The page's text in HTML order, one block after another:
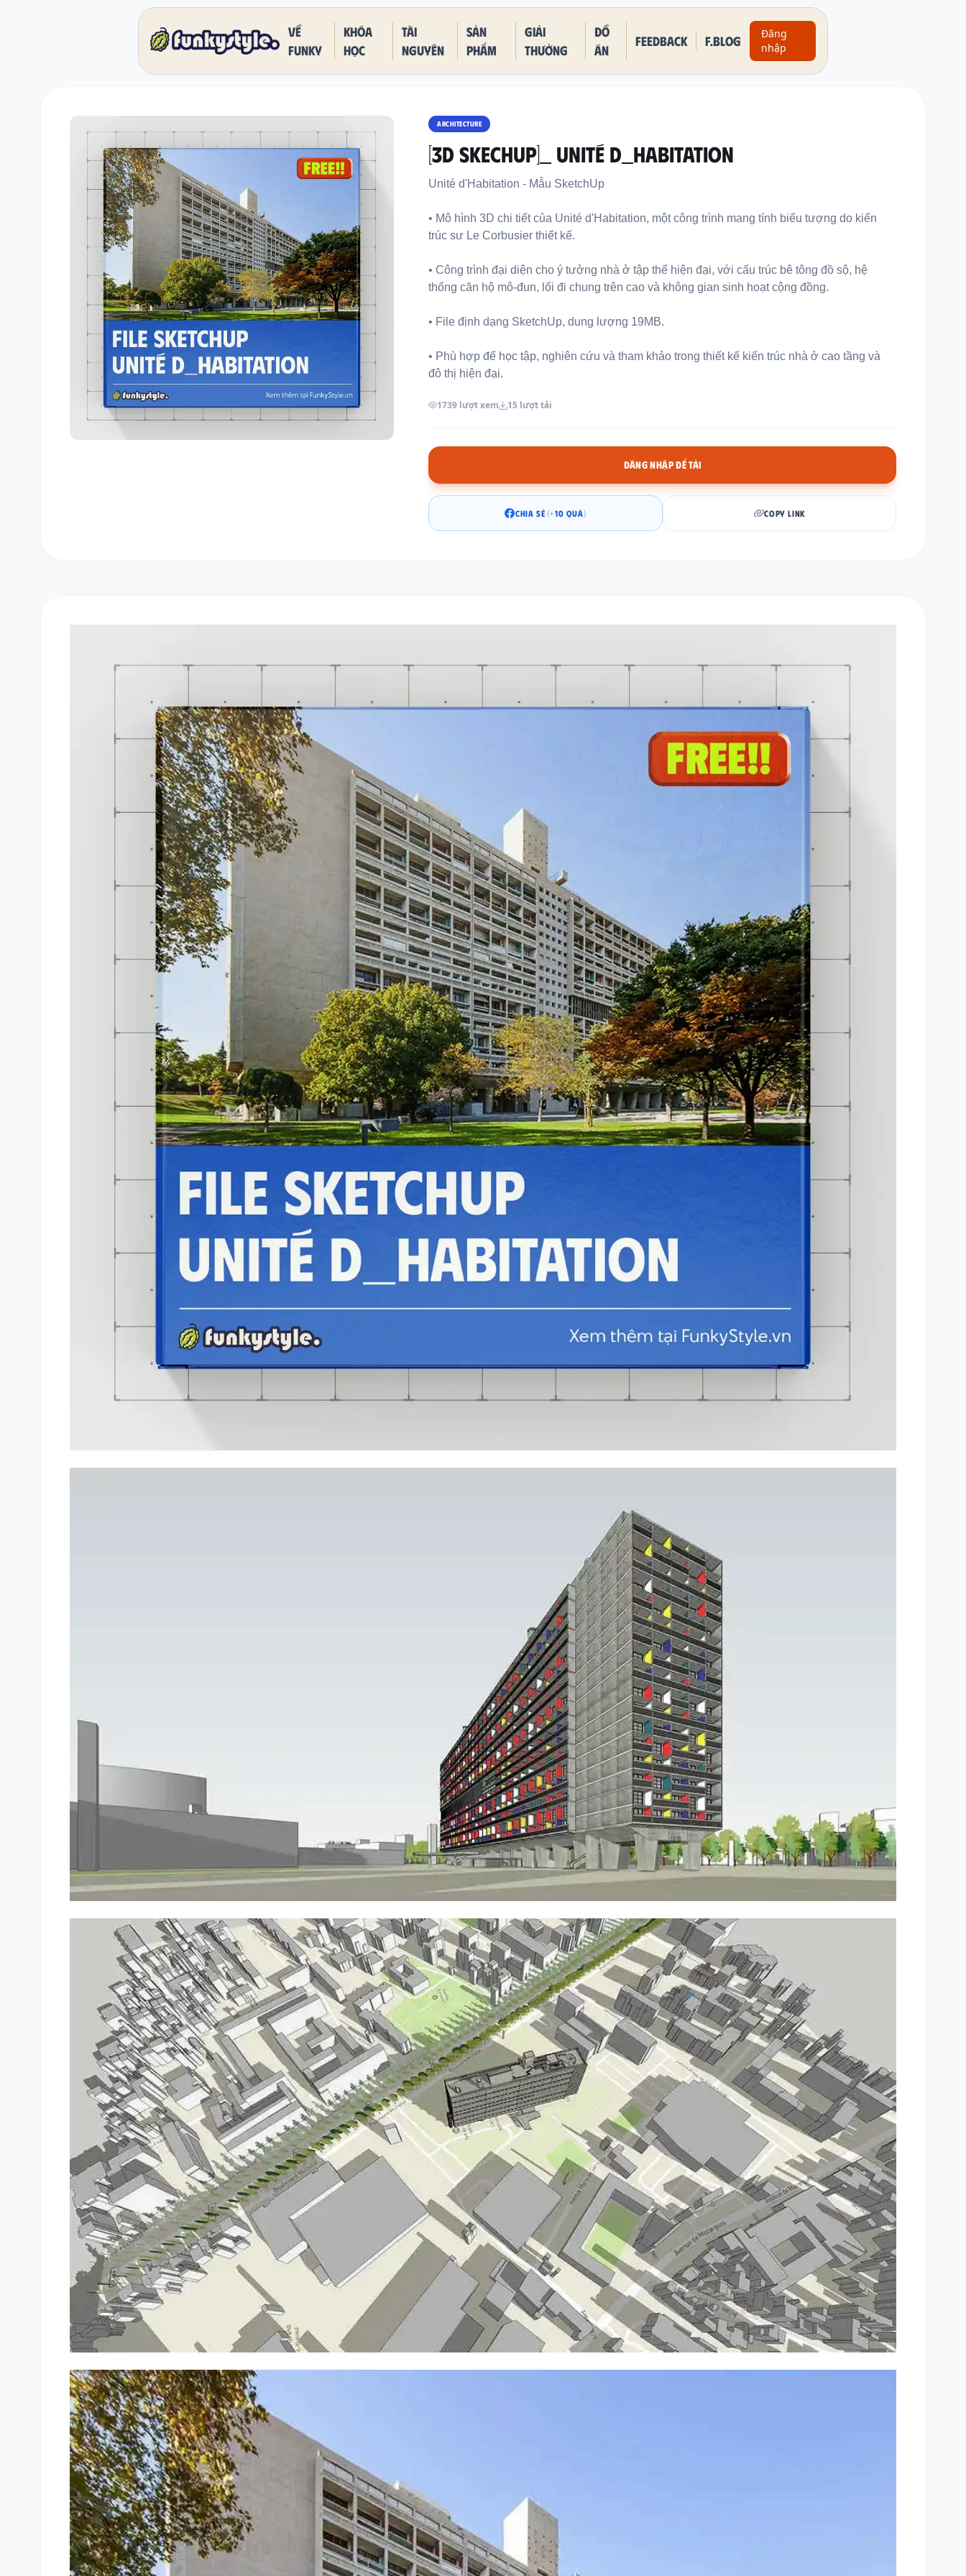
Về
funky
Khóa
học
Tài
nguyên
Sản
phẩm
Giải
thưởng
Đồ
án
Feedback F.BLOG
Đăng
nhập
ARCHITECTURE
[3D SKECHUP]_ Unité d_habitation
Unité d'Habitation - Mẫu SketchUp
• Mô hình 3D chi tiết của Unité d'Habitation, một công trình mang tính biểu tượng do kiến
trúc sư Le Corbusier thiết kế.
• Công trình đại diện cho ý tưởng nhà ở tập thể hiện đại, với cấu trúc bê tông đồ sộ, hệ
thống căn hộ mô-đun, lối đi chung trên cao và không gian sinh hoạt cộng đồng.
• File định dạng SketchUp, dung lượng 19MB.
• Phù hợp để học tập, nghiên cứu và tham khảo trong thiết kế kiến trúc nhà ở cao tầng và
đô thị hiện đại.
1739 lượt xem 15 lượt tải
ĐĂNG NHẬP ĐỂ TẢI
CHIA SẺ (+10 QUẢ) COPY LINK